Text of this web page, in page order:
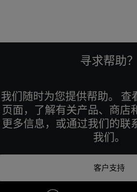
寻求帮助？
我们随时为您提供帮助。 查
页面，了解有关产品、商店
更多信息，或通过我们的联
我们。
客户支持